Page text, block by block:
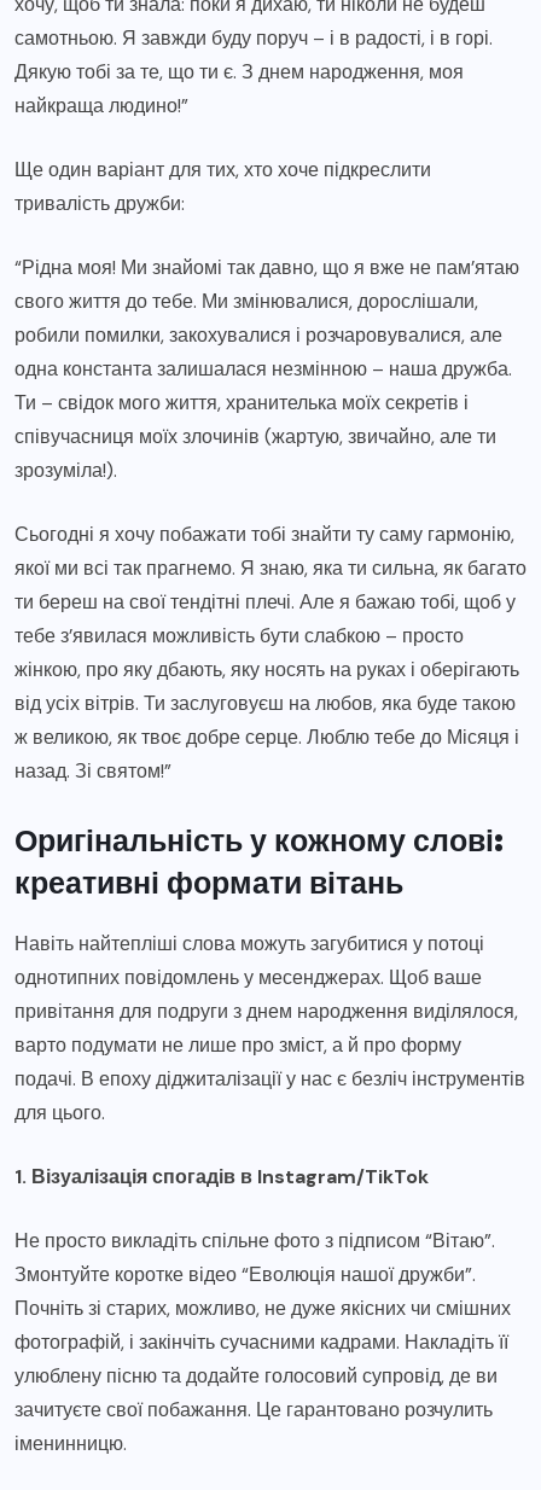
самотньою. Я завжди буду поруч – і в радості, і в горі.
Дякую тобі за те, що ти є. З днем народження, моя
найкраща людино!”
Ще один варіант для тих, хто хоче підкреслити
тривалість дружби:
“Рідна моя! Ми знайомі так давно, що я вже не пам’ятаю
свого життя до тебе. Ми змінювалися, дорослішали,
робили помилки, закохувалися і розчаровувалися, але
одна константа залишалася незмінною – наша дружба.
Ти – свідок мого життя, хранителька моїх секретів і
співучасниця моїх злочинів (жартую, звичайно, але ти
зрозуміла!).
Сьогодні я хочу побажати тобі знайти ту саму гармонію,
якої ми всі так прагнемо. Я знаю, яка ти сильна, як багато
ти береш на свої тендітні плечі. Але я бажаю тобі, щоб у
тебе з’явилася можливість бути слабкою – просто
жінкою, про яку дбають, яку носять на руках і оберігають
від усіх вітрів. Ти заслуговуєш на любов, яка буде такою
ж великою, як твоє добре серце. Люблю тебе до Місяця і
назад. Зі святом!”
Оригінальність у кожному слові:
креативні формати вітань
Навіть найтепліші слова можуть загубитися у потоці
однотипних повідомлень у месенджерах. Щоб ваше
привітання для подруги з днем народження виділялося,
варто подумати не лише про зміст, а й про форму
подачі. В епоху діджиталізації у нас є безліч інструментів
для цього.
1. Візуалізація спогадів в Instagram/TikTok
Не просто викладіть спільне фото з підписом “Вітаю”.
Змонтуйте коротке відео “Еволюція нашої дружби”.
Почніть зі старих, можливо, не дуже якісних чи смішних
фотографій, і закінчіть сучасними кадрами. Накладіть її
улюблену пісню та додайте голосовий супровід, де ви
зачитуєте свої побажання. Це гарантовано розчулить
іменинницю.